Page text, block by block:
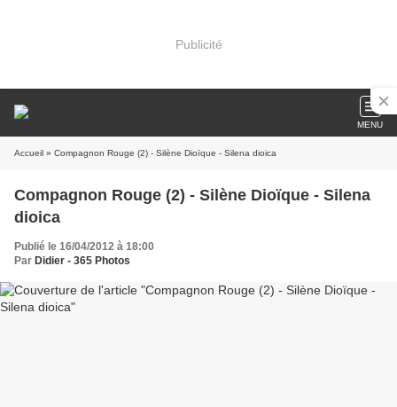
Publicité
MENU
Accueil » Compagnon Rouge (2) - Silène Dioïque - Silena dioica
Compagnon Rouge (2) - Silène Dioïque - Silena
dioica
Publié le 16/04/2012 à 18:00
Par Didier - 365 Photos